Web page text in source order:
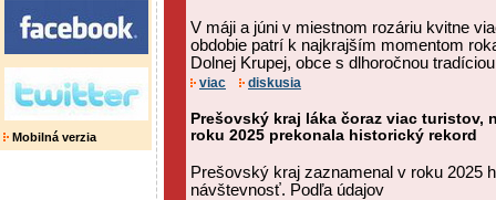
Mobilná verzia
V máji a júni v miestnom rozáriu kvitne
obdobie patrí k najkrajším momentom
Dolnej Krupej, obce s dlhoročnou
viac diskusia
Prešovský kraj láka čoraz viac
roku 2025 prekonala historický rekord
Prešovský kraj zaznamenal v roku 2025
návštevnosť. Podľa údajov